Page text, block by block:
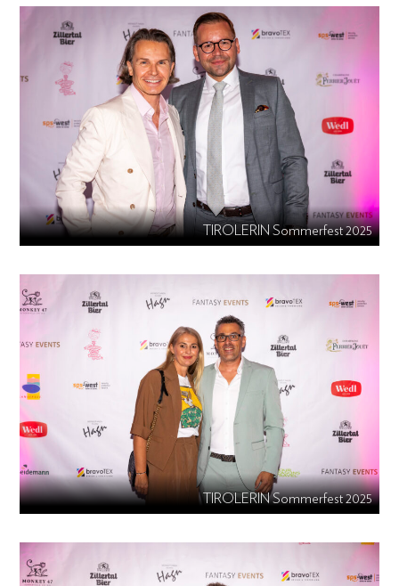
TIROLERIN Sommerfest 2025
TIROLERIN Sommerfest 2025